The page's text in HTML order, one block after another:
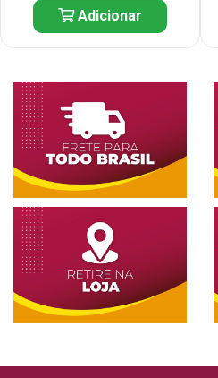
Adicionar